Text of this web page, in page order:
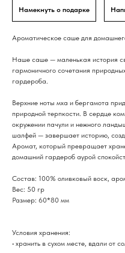
Намекнуть о подарке
Ароматическое саше для
Наше саше — маленькая история
гармоничного сочетания
гардероба.
Верхние ноты мха и бергамота
природной терпкости. В сердце
окружении пачули и нежного
шалфей — завершает историю,
Аромат, который превращает
домашний гардероб аурой
Состав: 100% оливковый воск,
Вес: 50 гр
Размер: 60*80 мм
Условия хранения:
• хранить в сухом месте, вдали от